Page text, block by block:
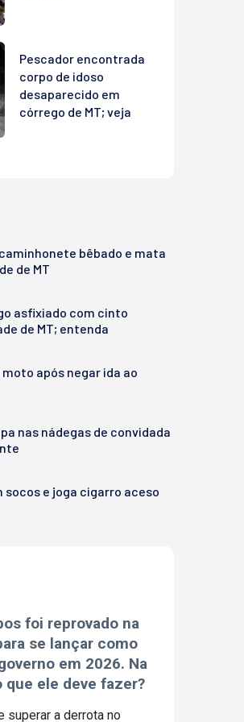
Pescador encontrada
corpo de idoso
desaparecido em
córrego de MT; veja
bêbado e mata
de MT
asfixiado com cinto
de MT; entenda
após negar ida ao
nas nádegas de convidada
socos e joga cigarro aceso
foi reprovado na
se lançar como
em 2026. Na
que ele deve fazer?
superar a derrota no